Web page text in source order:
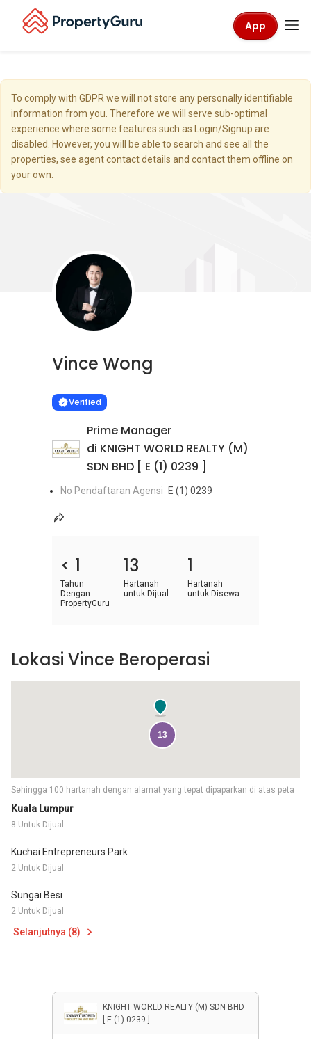
App
To comply with GDPR we will not store any personally identifiable
information from you. Therefore we will serve sub-optimal
experience where some features such as Login/Signup are
disabled. However, you will be able to search and see all the
properties, see agent contact details and contact them offline on
your own.
Vince Wong
VERIFIED
Verified
Prime Manager
di KNIGHT WORLD REALTY (M)
SDN BHD [ E (1) 0239 ]
No Pendaftaran Agensi E (1) 0239
< 1
Tahun
Dengan
PropertyGuru
13
Hartanah
untuk Dijual
1
Hartanah
untuk Disewa
Kuala Lumpur
8 Untuk Dijual
Kuchai Entrepreneurs Park
2 Untuk Dijual
Sungai Besi
2 Untuk Dijual
Selanjutnya (8)
Sehingga 100 hartanah dengan alamat yang tepat dipaparkan di atas peta
13
Lokasi Vince Beroperasi
KNIGHT WORLD REALTY (M) SDN BHD
[ E (1) 0239 ]
Learn more